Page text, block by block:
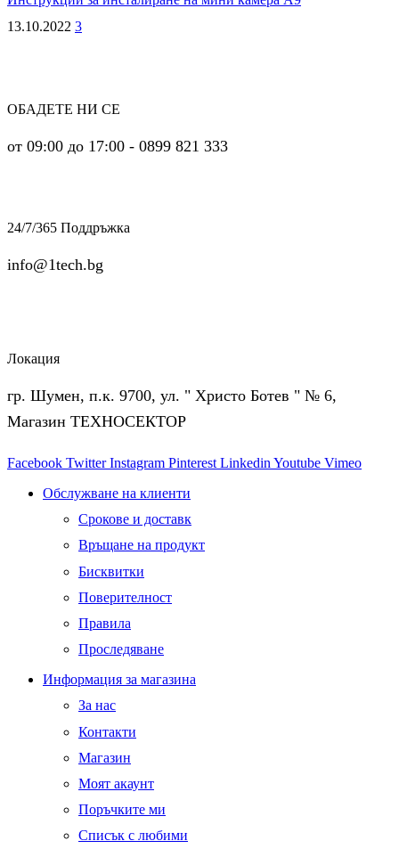
13.10.2022 3
ОБАДЕТЕ НИ СЕ
от 09:00 до 17:00 - 0899 821 333
24/7/365 Поддръжка
info@1tech.bg
Локация
гр. Шумен, п.к. 9700, ул. " Христо Ботев " № 6,
Магазин ТЕХНОСЕКТОР
Facebook Twitter Instagram Pinterest Linkedin Youtube Vimeo
Обслужване на клиенти
Срокове и доставк
Връщане на продукт
Бисквитки
Поверителност
Правила
Проследяване
Информация за магазина
За нас
Контакти
Магазин
Моят акаунт
Поръчките ми
Списък с любими